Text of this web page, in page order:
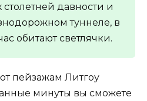
давности и
туннеле, в
обитают светлячки.
пейзажам Литгоу
минуты вы сможете